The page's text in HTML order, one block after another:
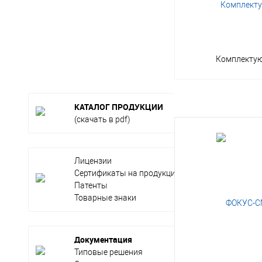
КАТАЛОГ ПРОДУКЦИИ
(скачать в pdf)
Лицензии
Сертификаты на продукцию
Патенты
Товарные знаки
Документация
Типовые решения